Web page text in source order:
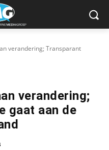
verandering; Transparant
verandering;
gaat aan de